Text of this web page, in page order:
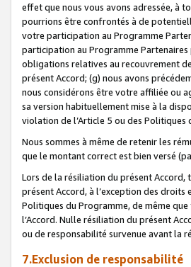
effet que nous vous avons adressée, à
pourrions être confrontés à de
votre participation au Programme
participation au Programme
obligations relatives au recouvrement
présent Accord; (g) nous avons
nous considérons être votre affiliée ou
sa version habituellement mise à la
violation de l’Article 5 ou des
Nous sommes à même de retenir les
que le montant correct est bien versé
Lors de la résiliation du présent
présent Accord, à l’exception des
Politiques du Programme, de même
l’Accord. Nulle résiliation du présent
ou de responsabilité survenue avant la
7.Exclusion de responsabilité